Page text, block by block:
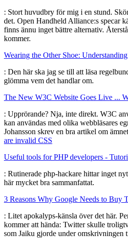
: Stort huvudbry för mig i en stund.
det. Open Handheld Alliance:s specar
finns ännu inget bättre alternativ.
kommer.
Wearing the Other Shoe:
: Den här ska jag se till att läsa
glömma vem det handlar om.
The New W3C Website Goes Live ...
: Upprörande? Nja, inte direkt. W3C
kan användas med olika webbläsares
Johansson skrev en bra artikel om
are invalid CSS
Useful tools for PHP developers -
: Rutinerade php-hackare hittar inget
här mycket bra sammanfattat.
3 Reasons Why Google Needs to Buy
: Litet apokalyps-känsla över det här.
kommer att hända: Twitter skulle
som Jaiku gjorde under omskrivningen